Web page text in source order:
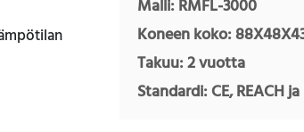
Malli: RMFL-3000
Koneen koko:
Takuu: 2 vuotta
Standardi: CE, REACH ja